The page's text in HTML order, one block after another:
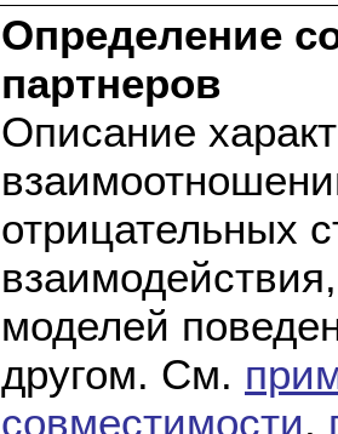
Определение
партнеров
Описание
отрицательных
моделей
другом. См.
совместимости,